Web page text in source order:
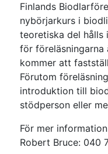
Finlands
nybörjarkurs i
teoretiska del hålls
för föreläsningarna
kommer att
Förutom
introduktion till
stödperson eller
För mer
Robert Bruce: 040